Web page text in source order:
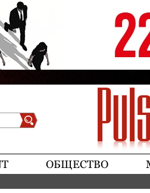
to navigation
ОБЩЕСТВО